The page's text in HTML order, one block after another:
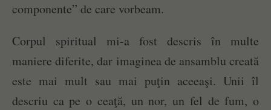
componente” de care vorbeam.
Corpul spiritual mi-a fost descris în multe
maniere diferite, dar imaginea de ansamblu creată
este mai mult sau mai puţin aceeaşi. Unii îl
descriu ca pe o ceaţă, un nor, un fel de fum, o